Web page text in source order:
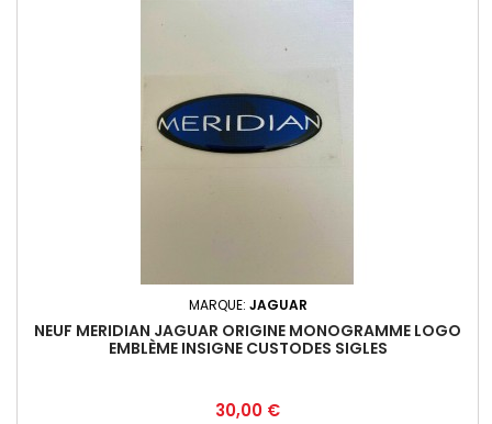
MARQUE: JAGUAR
NEUF MERIDIAN JAGUAR ORIGINE MONOGRAMME LOGO
EMBLÈME INSIGNE CUSTODES SIGLES
Prix
30,00 €